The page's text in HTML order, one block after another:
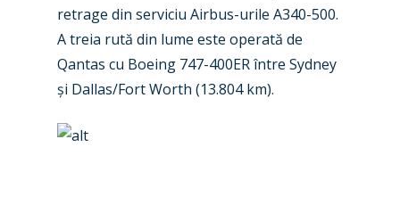
retrage din serviciu Airbus-urile A340-500.
A treia rută din lume este operată de
Qantas cu Boeing 747-400ER între Sydney
și Dallas/Fort Worth (13.804 km).